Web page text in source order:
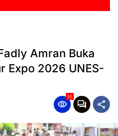
Amran Buka
Expo 2026 UNES-
55